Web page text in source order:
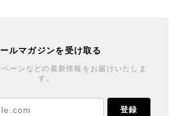
ルマガジンを受け取る
ーンなどの最新情報をお届けいたしま
す。
登録